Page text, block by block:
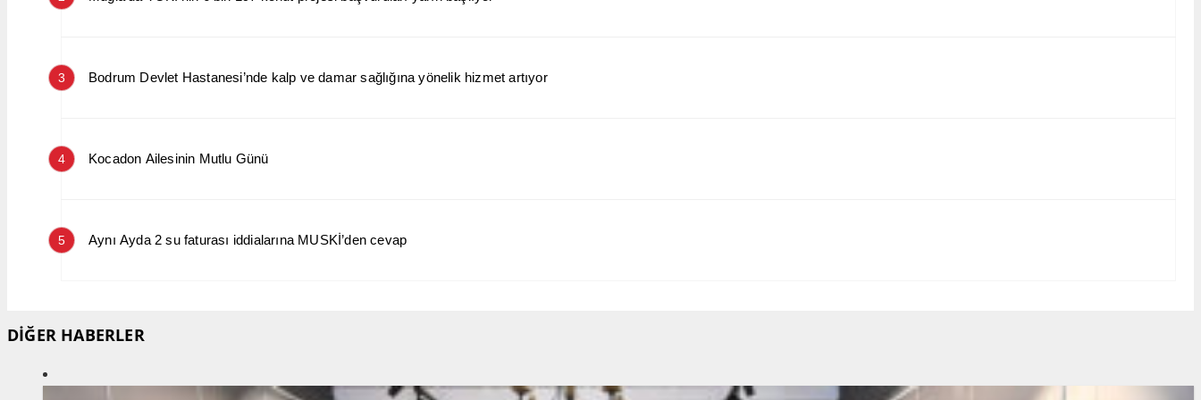
3 Bodrum Devlet Hastanesi’nde kalp ve damar sağlığına yönelik hizmet artıyor
4 Kocadon Ailesinin Mutlu Günü
5 Aynı Ayda 2 su faturası iddialarına MUSKİ’den cevap
DİĞER HABERLER